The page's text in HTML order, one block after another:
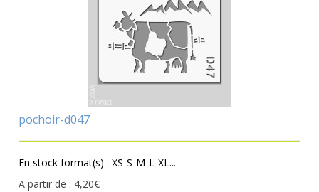
pochoir-d047
En stock format(s) : XS-S-M-L-XL...
A partir de : 4,20€